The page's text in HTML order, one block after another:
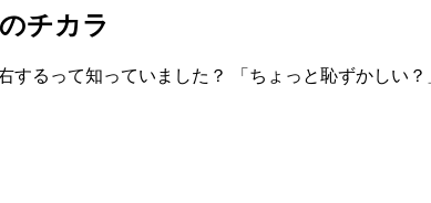
チカラ
るって知っていました？ 「ちょっと恥ずかしい